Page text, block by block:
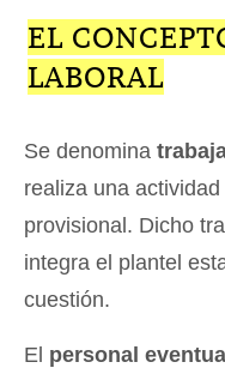
EL
LABORAL
Se denomina
realiza una
provisional. Dicho
integra el plantel
cuestión.
El personal